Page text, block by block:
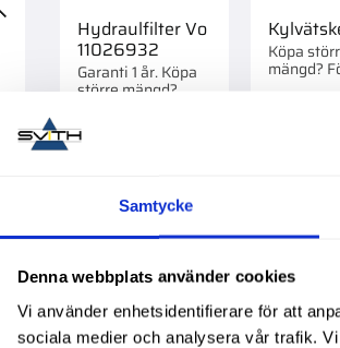
Samtycke
Denna webbplats använder cookies
Vi använder enhetsidentifierare för att
sociala medier och analysera vår trafik.
Hydraulfilter Vo
11026932
Garanti 1 år. Köpa
större mängd?
Köpa
mängd?
om 1/12 st.
Lägg till i favoriter